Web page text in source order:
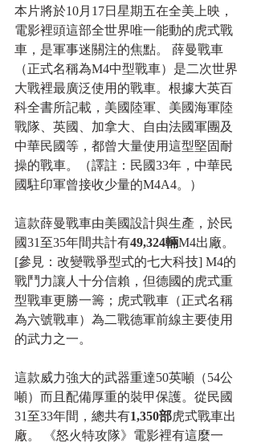
本片將於10月17日星期五在全美上映，
電影裡頭這部全世界唯一能動的虎式戰
車，是軍事迷關注的焦點。 薛曼戰車
（正式名稱為M4中型戰車）是二次世界
大戰裡最廣泛使用的戰車。根據大英百
科全書所記載，美國陸軍、美國海軍陸
戰隊、英國、加拿大、自由法國軍團及
中華民國等，都曾大量使用這型堅固耐
操的戰車。（譯註：民國33年，中華民
國駐印軍曾接收少量的M4A4。）
這款薛曼戰車由美國設計與生產，於民
國31至35年間共計有49,324輛M4出廠。
[參見：改變戰爭型式的七大科技] M4的
戰鬥力讓人十分信賴，但德國的虎式重
型戰車更勝一籌；虎式戰車（正式名稱
為六號戰車）為二戰德軍前線主要使用
的武力之一。
這款威力強大的武器重達50英噸（54公
噸）而且配備厚重的裝甲保護。從民國
31至33年間，總共有1,350部虎式戰車出
廠。 《怒火特攻隊》電影裡有這麼一